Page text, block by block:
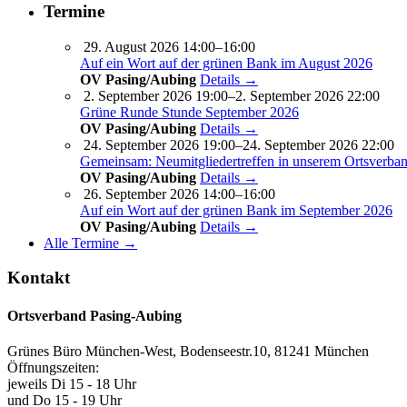
Termine
29. August 2026 14:00–16:00
Auf ein Wort auf der grünen Bank im August 2026
OV Pasing/Aubing Details →
2. September 2026 19:00–2. September 2026 22:00
Grüne Runde Stunde September 2026
OV Pasing/Aubing Details →
24. September 2026 19:00–24. September 2026 22:00
Gemeinsam: Neumitgliedertreffen in unserem
OV Pasing/Aubing Details →
26. September 2026 14:00–16:00
Auf ein Wort auf der grünen Bank im September 2026
OV Pasing/Aubing Details →
Alle Termine →
Kontakt
Ortsverband Pasing-Aubing
Grünes Büro München-West, Bodenseestr.10, 81241 München
Öffnungszeiten:
jeweils Di 15 - 18 Uhr
und Do 15 - 19 Uhr